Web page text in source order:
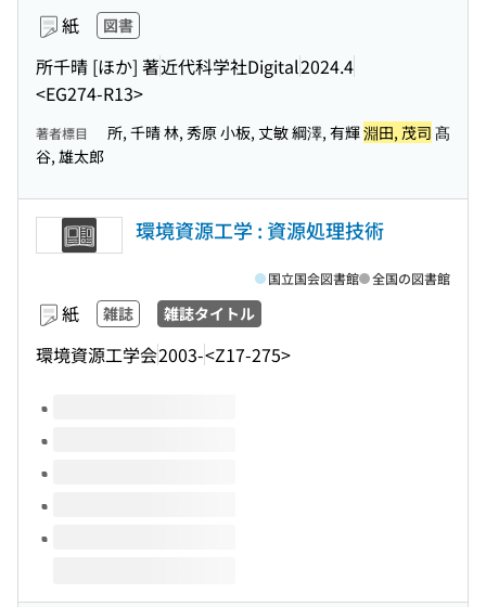
紙 図書
所千晴 [ほか] 著近代科学社Digital2024.4
<EG274-R13>
著者標目 所, 千晴 林, 秀原 小板, 丈敏 綱澤, 有輝淵田, 茂司 髙
谷, 雄太郎
環境資源工学 : 資源処理技術
紙 雑誌 雑誌タイトル
環境資源工学会2003-<Z17-275>
国立国会図書館 全国の図書館
このタイトルの巻号